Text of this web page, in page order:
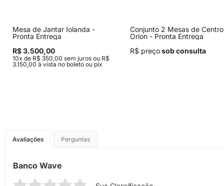
Mesa de Jantar Iolanda -
Pronta Entrega
R$ 3.500,00
10x de R$ 350,00 sem juros ou R$
3.150,00 à vista no boleto ou pix
Conjunto 2 Mesas de Centro
Orion - Pronta Entrega
R$ preçosob consulta
Avaliações Perguntas
Banco Wave